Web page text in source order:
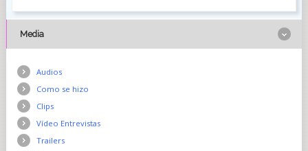
Media
Audios
Como se hizo
Clips
Vídeo Entrevistas
Trailers